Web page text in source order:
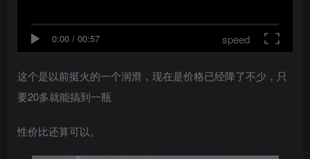
0:00 / 00:57 speed
这个是以前挺火的一个润滑，现在是价格已经降了不少，只
要20多就能搞到一瓶
性价比还算可以。